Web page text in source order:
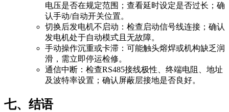
电压是否在规定范围；查看延时设定是否过长；确
认手动/自动开关位置。
切换后发电机不启动：检查启动信号线连接；确认
发电机处于自动模式且无故障。
手动操作沉重或卡滞：可能触头熔焊或机构缺乏润
滑，需立即停运检修。
通信中断：检查RS485接线极性、终端电阻、地址
及波特率设置；确认屏蔽层接地是否良好。
七、结语